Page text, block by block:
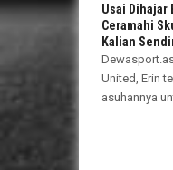
Usai Dihajar
Ceramahi
Kalian
United, Erin
asuhannya